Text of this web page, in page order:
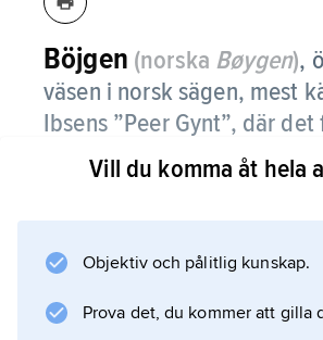
Böjgen (norska Bøygen),
väsen i norsk sägen, mest
Ibsens ”Peer Gynt”, där det
representera ”akkordens
slingrande kompromissvilja,
livsproblemen.
Det hade en motsvarighet även i
folklore (”böjom”).
Vill du komma åt hela
Objektiv och pålitlig kunskap.
Prova det, du kommer att gilla